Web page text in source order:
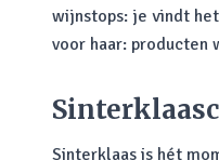
wijnstops: je vindt
voor haar: producten
Sinterklaas is hét